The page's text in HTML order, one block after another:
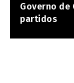
Governo de
partidos